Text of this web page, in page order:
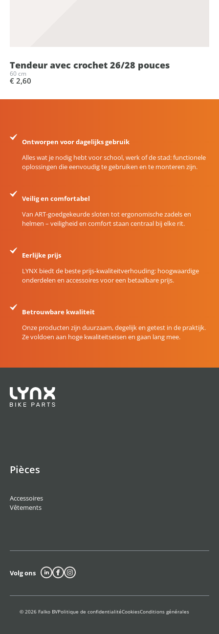
Tendeur avec crochet 26/28 pouces
60 cm
€ 2,60
Ontworpen voor dagelijks gebruik
Alles wat je nodig hebt voor school, werk of de stad: functionele
oplossingen die eenvoudig te gebruiken en te monteren zijn.
Veilig en comfortabel
Van ART-goedgekeurde sloten tot ergonomische zadels en
helmen – veiligheid en comfort staan centraal bij elke rit.
Eerlijke prijs
LYNX biedt de beste prijs-kwaliteitverhouding: hoogwaardige
onderdelen en accessoires voor een betaalbare prijs.
Betrouwbare kwaliteit
Onze producten zijn duurzaam, degelijk en getest in de praktijk.
Ze voldoen aan hoge kwaliteitseisen en gaan lang mee.
Pièces
Accessoires
Vêtements
Volg ons
© 2026 Falko BVPolitique de confidentialitéCookiesConditions générales